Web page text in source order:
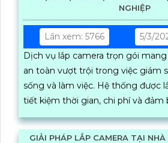
NGHIỆP
Lần xem: 5766
5/3/
Dịch vụ lắp camera trọn gói mang
an toàn vượt trội trong việc giám
sống và làm việc. Hệ thống được lắp đặt đồng bộ,
tiết kiệm thời gian, chi phí và
GIẢI PHÁP LẮP CAMERA TẠI